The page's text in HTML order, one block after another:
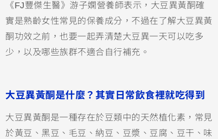
《FJ豐傑生醫》游子嫻營養師表示，大豆異黃酮確
實是熟齡女性常見的保養成分，不過在了解大豆異黃
酮功效之前，也要一起弄清楚大豆異一天可以吃多
少，以及哪些族群不適合自行補充。
大豆異黃酮是什麼？其實日常飲食裡就吃得到
大豆異黃酮是一種存在於豆類中的天然植化素，常見
於黃豆、黑豆、毛豆、納豆、豆漿、豆腐、豆干、味